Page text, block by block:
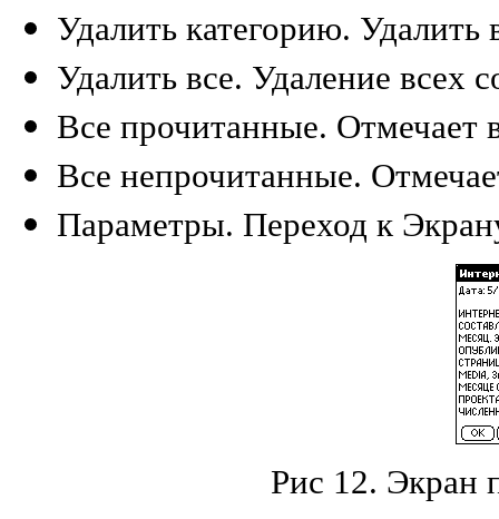
Удалить категорию.
Удалить все. Удаление всех
Все прочитанные. Отмечает
Все непрочитанные.
Параметры. Переход к
Рис 12. Экран